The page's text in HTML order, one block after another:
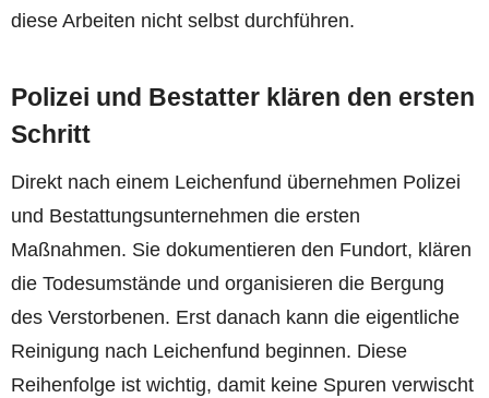
diese Arbeiten nicht selbst durchführen.
Polizei und Bestatter klären den ersten
Schritt
Direkt nach einem Leichenfund übernehmen Polizei
und Bestattungsunternehmen die ersten
Maßnahmen. Sie dokumentieren den Fundort, klären
die Todesumstände und organisieren die Bergung
des Verstorbenen. Erst danach kann die eigentliche
Reinigung nach Leichenfund beginnen. Diese
Reihenfolge ist wichtig, damit keine Spuren verwischt